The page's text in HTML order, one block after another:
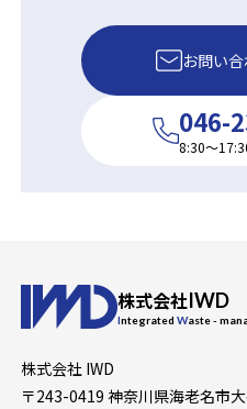
お問い
046-
8:30〜
株式会社IWD
Integrated Waste-
株式会社 IWD
〒243-0419 神奈川県海老名市